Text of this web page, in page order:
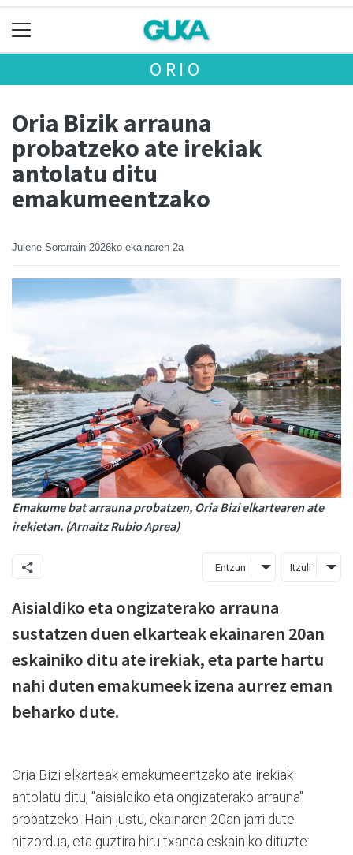
ORIO
Oria Bizik arrauna
probatzeko ate irekiak
antolatu ditu
emakumeentzako
Julene Sorarrain 2026ko ekainaren 2a
Emakume bat arrauna probatzen, Oria Bizi elkartearen ate
irekietan. (Arnaitz Rubio Aprea)
Entzun Itzuli
Aisialdiko eta ongizaterako arrauna
sustatzen duen elkarteak ekainaren 20an
eskainiko ditu ate irekiak, eta parte hartu
nahi duten emakumeek izena aurrez eman
beharko dute.
Oria Bizi elkarteak emakumeentzako ate irekiak
antolatu ditu, "aisialdiko eta ongizaterako arrauna"
probatzeko. Hain justu, ekainaren 20an jarri dute
hitzordua, eta guztira hiru txanda eskainiko dituzte: